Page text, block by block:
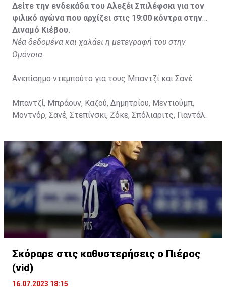
Δείτε την ενδεκάδα του Αλεξέι Σπιλέφσκι για τον
φιλικό αγώνα που αρχίζει στις 19:00 κόντρα στην
Διναμό Κιέβου.
Νέα δεδομένα και χαλάει η μετεγραφή του στην
Ομόνοια
Ανεπίσημο ντεμπούτο για τους Μπαντζί και Σανέ.
Μπαντζί, Μπράουν, Καζού, Δημητρίου, Μεντιούμπ,
Μοντνόρ, Σανέ, Στεπίνσκι, Ζόκε, Σπόλιαριτς, Γιαντάλ.
Σκόραρε στις καθυστερήσεις ο Πιέρος
(vid)
16.07.2023 18:15